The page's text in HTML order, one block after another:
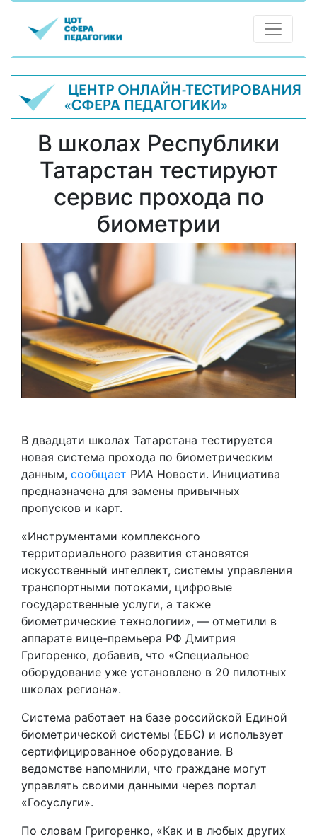
В школах Республики
Татарстан тестируют
сервис прохода по
биометрии
В двадцати школах Татарстана тестируется
новая система прохода по биометрическим
данным, сообщает РИА Новости. Инициатива
предназначена для замены привычных
пропусков и карт.
«Инструментами комплексного
территориального развития становятся
искусственный интеллект, системы управления
транспортными потоками, цифровые
государственные услуги, а также
биометрические технологии», — отметили в
аппарате вице-премьера РФ Дмитрия
Григоренко, добавив, что «Специальное
оборудование уже установлено в 20 пилотных
школах региона».
Система работает на базе российской Единой
биометрической системы (ЕБС) и использует
сертифицированное оборудование. В
ведомстве напомнили, что граждане могут
управлять своими данными через портал
«Госуслуги».
По словам Григоренко, «Как и в любых других